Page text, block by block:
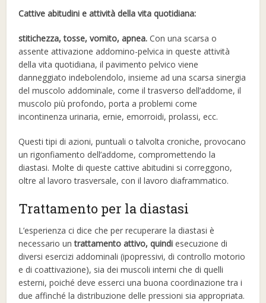
Cattive abitudini e attività della vita quotidiana:
stitichezza, tosse, vomito, apnea. Con una scarsa o
assente attivazione addomino-pelvica in queste attività
della vita quotidiana, il pavimento pelvico viene
danneggiato indebolendolo, insieme ad una scarsa sinergia
del muscolo addominale, come il trasverso dell’addome, il
muscolo più profondo, porta a problemi come
incontinenza urinaria, ernie, emorroidi, prolassi, ecc.
Questi tipi di azioni, puntuali o talvolta croniche, provocano
un rigonfiamento dell’addome, compromettendo la
diastasi. Molte di queste cattive abitudini si correggono,
oltre al lavoro trasversale, con il lavoro diaframmatico.
Trattamento per la diastasi
L’esperienza ci dice che per recuperare la diastasi è
necessario un trattamento attivo, quindi esecuzione di
diversi esercizi addominali (ipopressivi, di controllo motorio
e di coattivazione), sia dei muscoli interni che di quelli
esterni, poiché deve esserci una buona coordinazione tra i
due affinché la distribuzione delle pressioni sia appropriata.